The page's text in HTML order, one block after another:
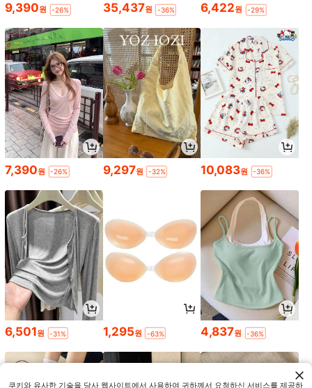
9,390원 -26% 35,437원 -36% 6,422원 -29%
7,390원 -26% 9,297원 -32% 10,083원 -36%
6,501원 -31% 1,295원 -63% 4,837원 -36%
쿠키와 유사한 기술을 당사 웹사이트에서 사용하여 귀하께서 요청하신 서비스를 제공하